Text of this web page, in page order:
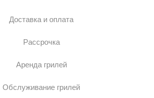
Доставка и оплата
Рассрочка
Аренда грилей
Обслуживание грилей